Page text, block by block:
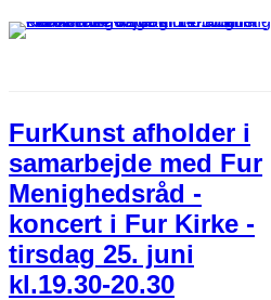
FurKunst afholder i
samarbejde med Fur
Menighedsråd -
koncert i Fur Kirke -
tirsdag 25. juni
kl.19.30-20.30